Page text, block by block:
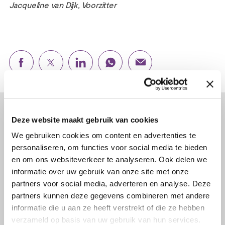
Deze website maakt gebruik van cookies
We gebruiken cookies om content en advertenties te
personaliseren, om functies voor social media te bieden
en om ons websiteverkeer te analyseren. Ook delen we
informatie over uw gebruik van onze site met onze
partners voor social media, adverteren en analyse. Deze
partners kunnen deze gegevens combineren met andere
informatie die u aan ze heeft verstrekt of die ze hebben
verzameld op basis van uw gebruik van hun services.
Jacqueline van Dijk, Voorzitter
Lees verder...